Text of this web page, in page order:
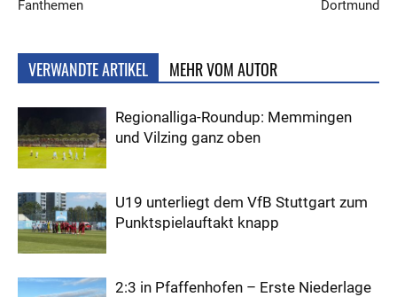
Fanthemen
Dortmund
VERWANDTE ARTIKEL MEHR VOM AUTOR
Regionalliga-Roundup: Memmingen
und Vilzing ganz oben
U19 unterliegt dem VfB Stuttgart zum
Punktspielauftakt knapp
2:3 in Pfaffenhofen – Erste Niederlage